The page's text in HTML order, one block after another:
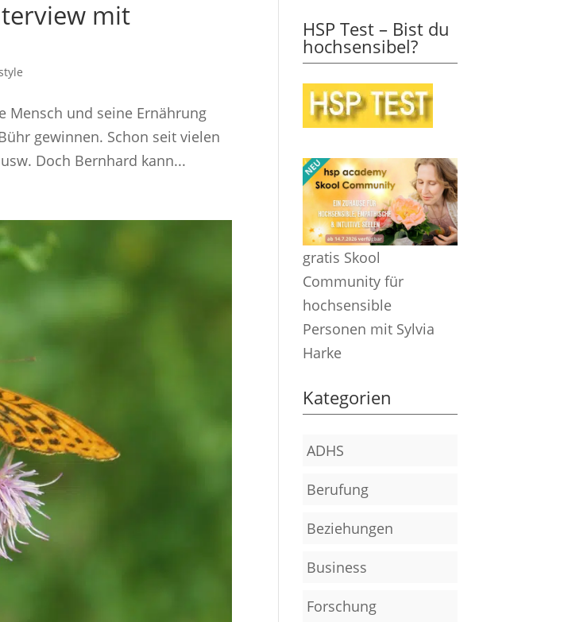
mit
Mensch und seine Ernährung
gewinnen. Schon seit vielen
Doch Bernhard kann...
HSP Test – Bist du
hochsensibel?
gratis Skool
Community für
hochsensible
Personen mit Sylvia
Harke
Kategorien
ADHS
Berufung
Beziehungen
Business
Forschung